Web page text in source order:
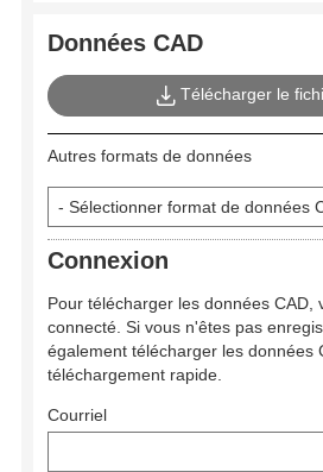
Données CAD
Télécharger le
Autres formats de données
Connexion
Pour télécharger les données CAD,
connecté. Si vous n'êtes pas
également télécharger les données
téléchargement rapide.
Courriel